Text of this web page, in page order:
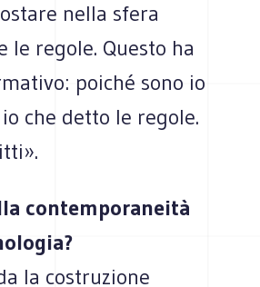
nella sfera
le regole. Questo ha
poiché sono io
che detto le regole.
contemporaneità
la costruzione